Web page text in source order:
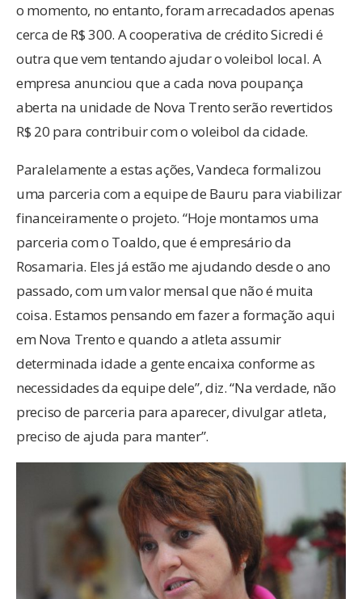
o momento, no entanto, foram arrecadados apenas
cerca de R$ 300. A cooperativa de crédito Sicredi é
outra que vem tentando ajudar o voleibol local. A
empresa anunciou que a cada nova poupança
aberta na unidade de Nova Trento serão revertidos
R$ 20 para contribuir com o voleibol da cidade.
Paralelamente a estas ações, Vandeca formalizou
uma parceria com a equipe de Bauru para viabilizar
financeiramente o projeto. “Hoje montamos uma
parceria com o Toaldo, que é empresário da
Rosamaria. Eles já estão me ajudando desde o ano
passado, com um valor mensal que não é muita
coisa. Estamos pensando em fazer a formação aqui
em Nova Trento e quando a atleta assumir
determinada idade a gente encaixa conforme as
necessidades da equipe dele”, diz. “Na verdade, não
preciso de parceria para aparecer, divulgar atleta,
preciso de ajuda para manter”.